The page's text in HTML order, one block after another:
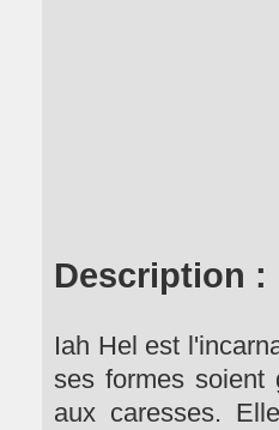
Description :
Iah Hel est
ses formes soient
aux caresses.